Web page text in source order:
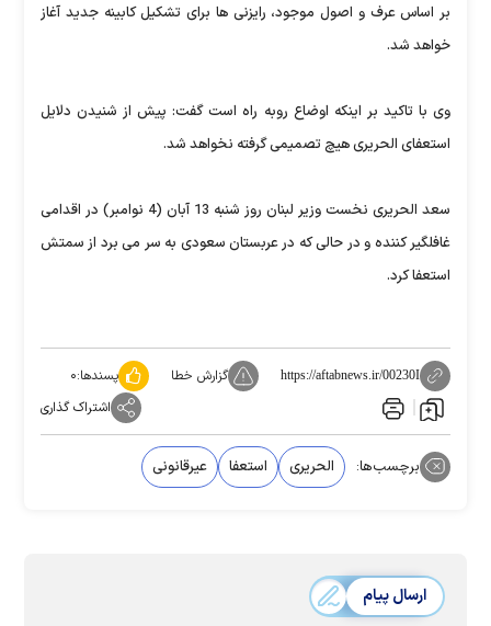
بر اساس عرف و اصول موجود، رایزنی ها برای تشکیل کابینه جدید آغاز
خواهد شد.
وی با تاکید بر اینکه اوضاع روبه راه است گفت: پیش از شنیدن دلایل
استعفای الحریری هیچ تصمیمی گرفته نخواهد شد.
سعد الحریری نخست وزیر لبنان روز شنبه 13 آبان (4 نوامبر) در اقدامی
غافلگیر کننده و در حالی که در عربستان سعودی به سر می برد از سمتش
استعفا کرد.
https://aftabnews.ir/00230I گزارش خطا پسندها:۰
اشتراک گذاری
برچسب‌ها: الحریری استعفا عیرقانونی
ارسال پیام